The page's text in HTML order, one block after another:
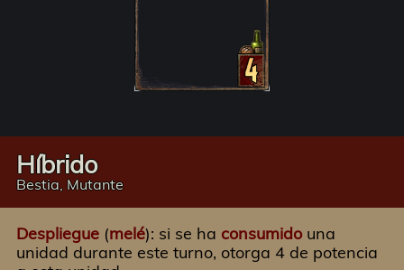
Híbrido
Bestia, Mutante
Despliegue (melé): si se ha consumido una
unidad durante este turno, otorga 4 de potencia